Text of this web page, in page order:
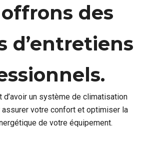
des
d’entretiens
un système de climatisation
assurer votre confort et optimiser la
de votre équipement.